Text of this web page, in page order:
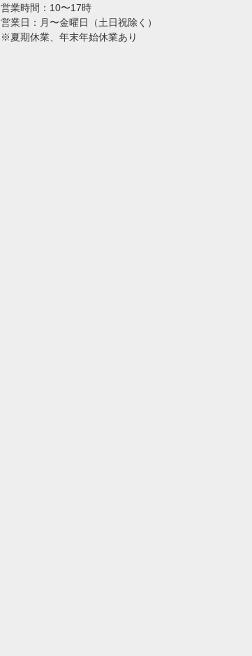
営業時間：10〜17時
営業日：月〜金曜日（土日祝除く）
※夏期休業、年末年始休業あり